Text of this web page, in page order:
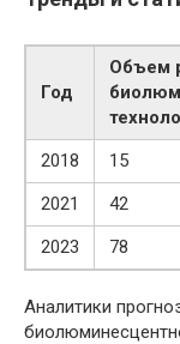
Год
Объем
2018
15
2021
42
2023
78
Аналитики